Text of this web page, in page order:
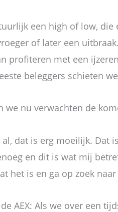
een high of low,
of later een
profiteren met een
beleggers schieten
we nu verwachten de
al, dat is erg moeilijk. Dat
en dit is wat mij
het is en ga op zoek
AEX: Als we over een